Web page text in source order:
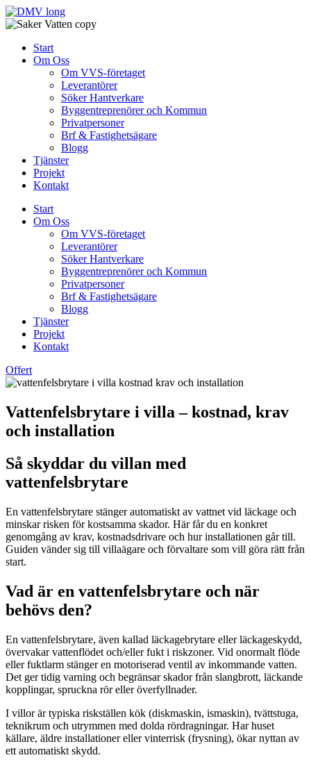
Skip
to
Start
Om Oss
Om VVS-företaget
Leverantörer
Söker Hantverkare
Byggentreprenörer och Kommun
Privatpersoner
Brf & Fastighetsägare
Blogg
Tjänster
Projekt
Kontakt
Start
Om Oss
Om VVS-företaget
Leverantörer
Söker Hantverkare
Byggentreprenörer och Kommun
Privatpersoner
Brf & Fastighetsägare
Blogg
Tjänster
Projekt
Kontakt
Offert
Vattenfelsbrytare i villa – kostnad, krav
och installation
Så skyddar du villan med
vattenfelsbrytare
En vattenfelsbrytare stänger automatiskt av vattnet vid läckage och
minskar risken för kostsamma skador. Här får du en konkret
genomgång av krav, kostnadsdrivare och hur installationen går till.
Guiden vänder sig till villaägare och förvaltare som vill göra rätt från
start.
Vad är en vattenfelsbrytare och när
behövs den?
En vattenfelsbrytare, även kallad läckagebrytare eller läckageskydd,
övervakar vattenflödet och/eller fukt i riskzoner. Vid onormalt flöde
eller fuktlarm stänger en motoriserad ventil av inkommande vatten.
Det ger tidig varning och begränsar skador från slangbrott, läckande
kopplingar, spruckna rör eller överfyllnader.
I villor är typiska riskställen kök (diskmaskin, ismaskin), tvättstuga,
teknikrum och utrymmen med dolda rördragningar. Har huset
källare, äldre installationer eller vinterrisk (frysning), ökar nyttan av
ett automatiskt skydd.